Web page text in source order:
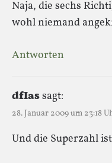
Naja, die sechs
wohl niemand
Antworten
dfIassagt:
28. Januar 2009 um 23:18
Und die Superzahl